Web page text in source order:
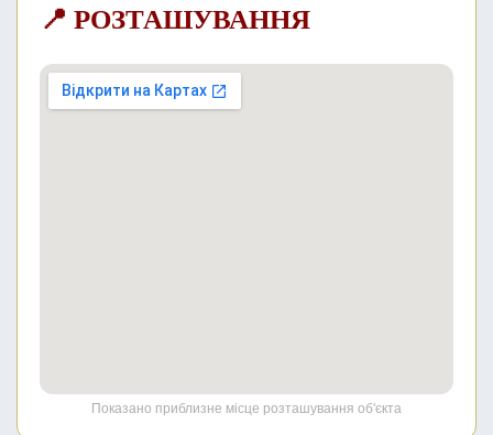
📍 РОЗТАШУВАННЯ
Показано приблизне місце розташування об'єкта